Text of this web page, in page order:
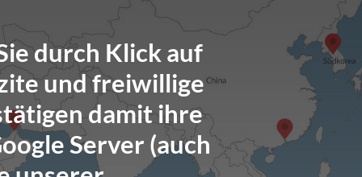
durch Klick auf
und freiwillige
damit ihre
Server (auch